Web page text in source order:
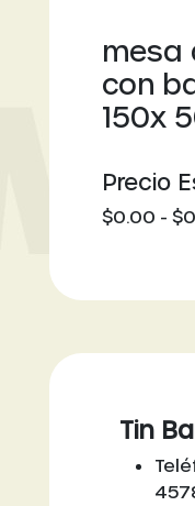
mesa
con
150x
Precio
$0.00 -
Tin